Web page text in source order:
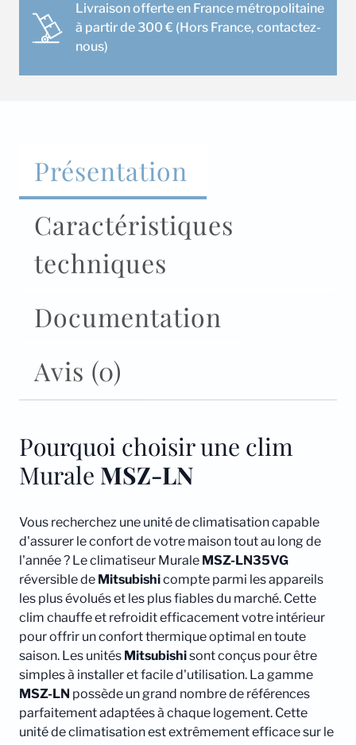
Onyx)
Livraison offerte en France métropolitaine
à partir de 300 € (Hors France, contactez-
nous)
Présentation
Caractéristiques
techniques
Documentation
Avis (0)
Pourquoi choisir une clim
Murale MSZ-LN
Vous recherchez une unité de climatisation capable
d'assurer le confort de votre maison tout au long de
l'année ? Le climatiseur Murale MSZ-LN35VG
réversible de Mitsubishicompte parmi les appareils
les plus évolués et les plus fiables du marché. Cette
clim chauffe et refroidit efficacement votre intérieur
pour offrir un confort thermique optimal en toute
saison. Les unités Mitsubishisont conçus pour être
simples à installer et facile d'utilisation. La gamme
MSZ-LN possède un grand nombre de références
parfaitement adaptées à chaque logement. Cette
unité de climatisation est extrêmement efficace sur le